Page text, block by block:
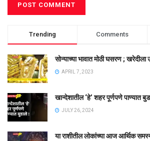
Trending Comments
सोन्याच्या भावात मोठी घसरण ; खरेदीला
APRIL 7, 2023
खान्देशातील ‘हे’ शहर पूर्णपणे पाण्यात
JULY 26, 2024
या राशीतील लोकांच्या आज आर्थिक